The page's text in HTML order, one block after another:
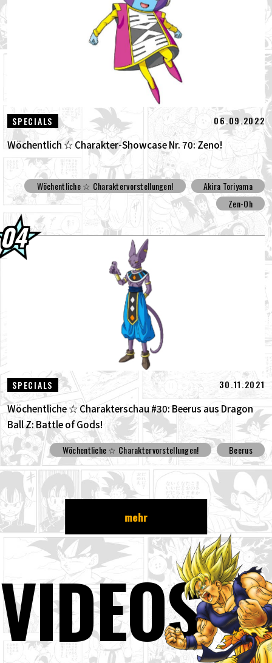
SPECIALS 06.09.2022
Wöchentlich ☆ Charakter-Showcase Nr. 70: Zeno!
Wöchentliche ☆ Charaktervorstellungen!
Akira Toriyama
Zen-Oh
SPECIALS 30.11.2021
Wöchentliche ☆ Charakterschau #30: Beerus aus Dragon
Ball Z: Battle of Gods!
Wöchentliche ☆ Charaktervorstellungen! Beerus
mehr
VIDEOS